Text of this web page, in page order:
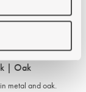
| Oak
metal and oak.